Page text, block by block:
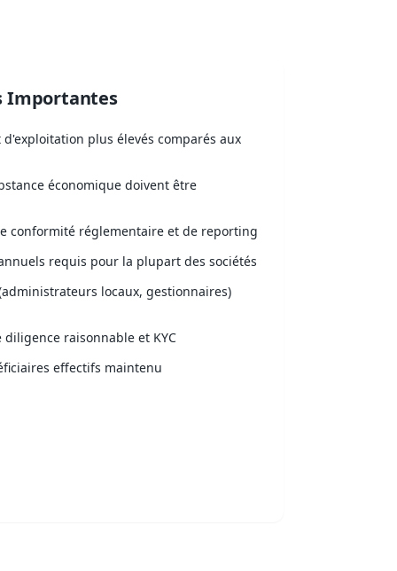
Importantes
plus élevés comparés aux
économique doivent être
conformité réglementaire et de reporting
requis pour la plupart des sociétés
locaux, gestionnaires)
diligence raisonnable et KYC
effectifs maintenu